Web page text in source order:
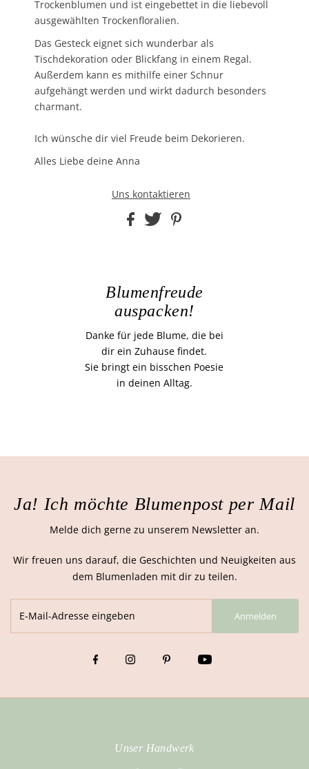
Trockenblumen und ist eingebettet in die liebevoll
ausgewählten Trockenfloralien.
Das Gesteck eignet sich wunderbar als
Tischdekoration oder Blickfang in einem Regal.
Außerdem kann es mithilfe einer Schnur
aufgehängt werden und wirkt dadurch besonders
charmant.
Ich wünsche dir viel Freude beim Dekorieren.
Alles Liebe deine Anna
Uns kontaktieren
Blumenfreude
auspacken!
Danke für jede Blume, die bei
dir ein Zuhause findet.
Sie bringt ein bisschen Poesie
in deinen Alltag.
Ja! Ich möchte Blumenpost per Mail
Melde dich gerne zu unserem Newsletter an.
Wir freuen uns darauf, die Geschichten und Neuigkeiten aus
dem Blumenladen mit dir zu teilen.
Anmelden
Unser Handwerk